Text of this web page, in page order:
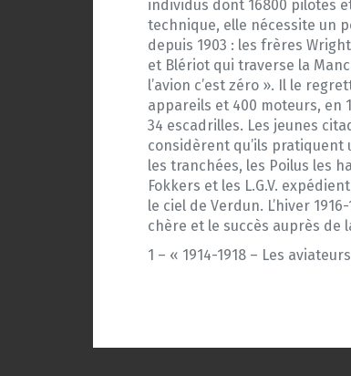
individus dont 16800 pilotes
technique, elle nécessite un
depuis 1903 : les frères
et Blériot qui traverse la
l’avion c’est zéro ». Il le
appareils et 400 moteurs, en
34 escadrilles. Les jeunes
considèrent qu’ils pratiquent
les tranchées, les Poilus les
Fokkers et les L.G.V.
le ciel de Verdun. L’hiver
chère et le succès auprès de
1 – « 1914-1918 – Les